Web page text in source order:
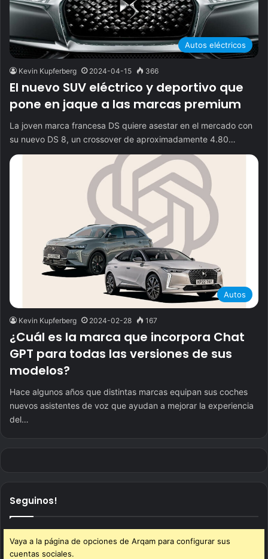
Autos eléctricos
Kevin Kupferberg 2024-04-15 366
El nuevo SUV eléctrico y deportivo que
pone en jaque a las marcas premium
La joven marca francesa DS quiere asestar en el mercado con
su nuevo DS 8, un crossover de aproximadamente 4.80…
Autos
Kevin Kupferberg 2024-02-28 167
¿Cuál es la marca que incorpora Chat
GPT para todas las versiones de sus
modelos?
Hace algunos años que distintas marcas equipan sus coches
nuevos asistentes de voz que ayudan a mejorar la experiencia
del…
Seguinos!
Vaya a la página de opciones de Arqam para configurar sus
cuentas sociales.